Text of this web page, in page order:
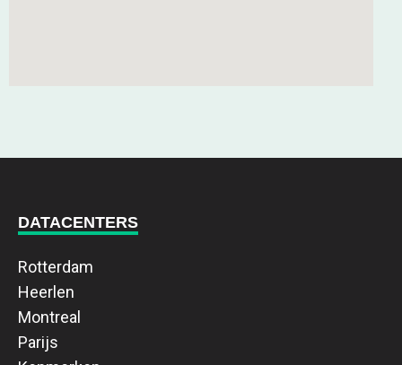
DATACENTERS
Rotterdam
Heerlen
Montreal
Parijs